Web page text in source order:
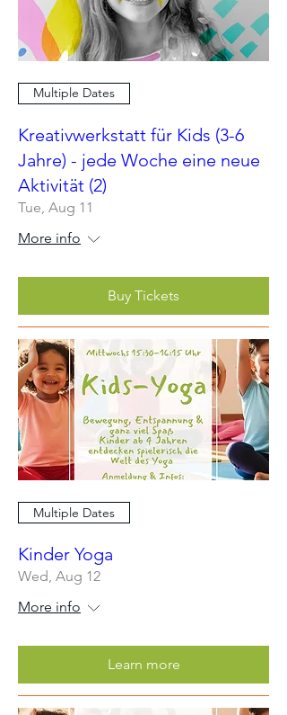
Multiple Dates
Kreativwerkstatt für Kids (3-6
Jahre) - jede Woche eine neue
Aktivität (2)
Tue, Aug 11
More info
Buy Tickets
Multiple Dates
Kinder Yoga
Wed, Aug 12
More info
Learn more